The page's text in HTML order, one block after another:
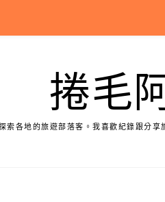
捲毛
索各地的旅遊部落客。我喜歡紀錄跟分